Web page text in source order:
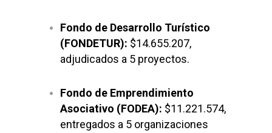
Fondo de Desarrollo Turístico
(FONDETUR): $14.655.207,
adjudicados a 5 proyectos.
Fondo de Emprendimiento
Asociativo (FODEA): $11.221.574,
entregados a 5 organizaciones